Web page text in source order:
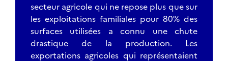
secteur agricole qui ne repose plus que sur
les exploitations familiales pour 80% des
surfaces utilisées a connu une chute
drastique de la production. Les
exportations agricoles qui représentaient